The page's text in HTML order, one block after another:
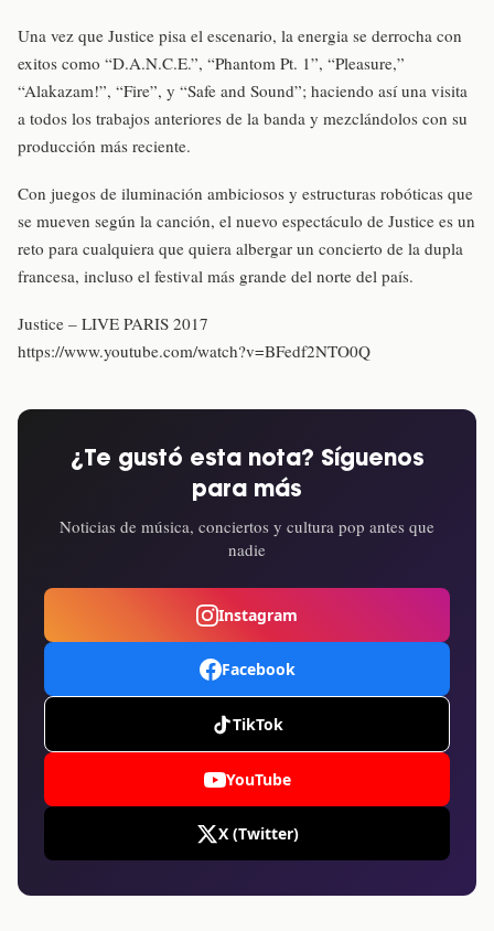
Una vez que Justice pisa el escenario, la energia se derrocha con
exitos como “D.A.N.C.E.”, “Phantom Pt. 1”, “Pleasure,”
“Alakazam!”, “Fire”, y “Safe and Sound”; haciendo así una visita
a todos los trabajos anteriores de la banda y mezclándolos con su
producción más reciente.
Con juegos de iluminación ambiciosos y estructuras robóticas que
se mueven según la canción, el nuevo espectáculo de Justice es un
reto para cualquiera que quiera albergar un concierto de la dupla
francesa, incluso el festival más grande del norte del país.
Justice – LIVE PARIS 2017
https://www.youtube.com/watch?v=BFedf2NTO0Q
¿Te gustó esta nota? Síguenos
para más
Noticias de música, conciertos y cultura pop antes que
nadie
Instagram
Facebook
TikTok
YouTube
X (Twitter)